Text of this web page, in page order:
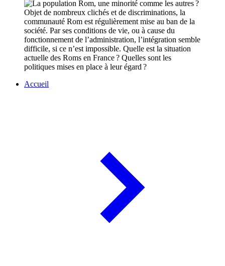
Objet de nombreux clichés et de discriminations, la
communauté Rom est régulièrement mise au ban de la
société. Par ses conditions de vie, ou à cause du
fonctionnement de l’administration, l’intégration semble
difficile, si ce n’est impossible. Quelle est la situation
actuelle des Roms en France ? Quelles sont les
politiques mises en place à leur égard ?
Accueil